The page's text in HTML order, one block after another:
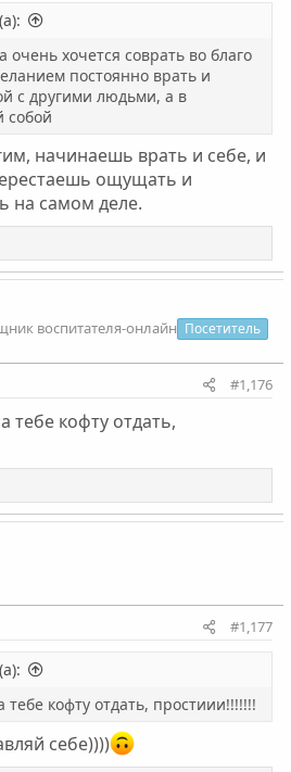
очень хочется соврать во благо
постоянно врать и
с другими людьми, а в
собой
начинаешь врать и себе, и
ощущать и
на самом деле.
воспитателя-онлайн Посетитель
#1,176
тебе кофту отдать,
#1,177
тебе кофту отдать, простиии!!!!!!!
себе))))